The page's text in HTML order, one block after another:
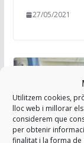
Utilitzem cookies,
lloc web i millorar
considerem que
per obtenir
finalitat i la forma de
27/05/2021